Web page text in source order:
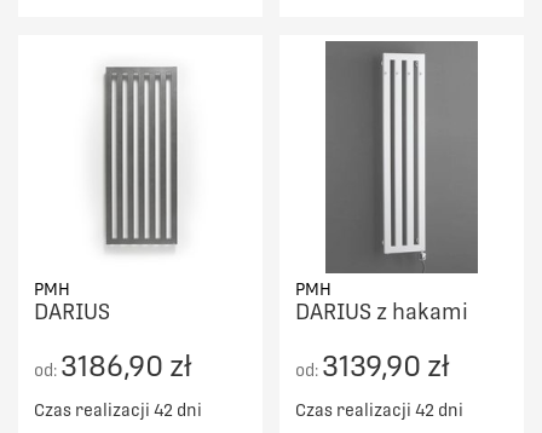
PMH
DARIUS
od: 3186,90 zł
Czas realizacji 42 dni
PMH
DARIUS z hakami
od: 3139,90 zł
Czas realizacji 42 dni